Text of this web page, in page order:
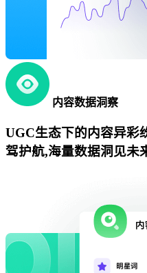
内容数据洞察
UGC生态下的内容异彩
驾护航,海量数据洞见未